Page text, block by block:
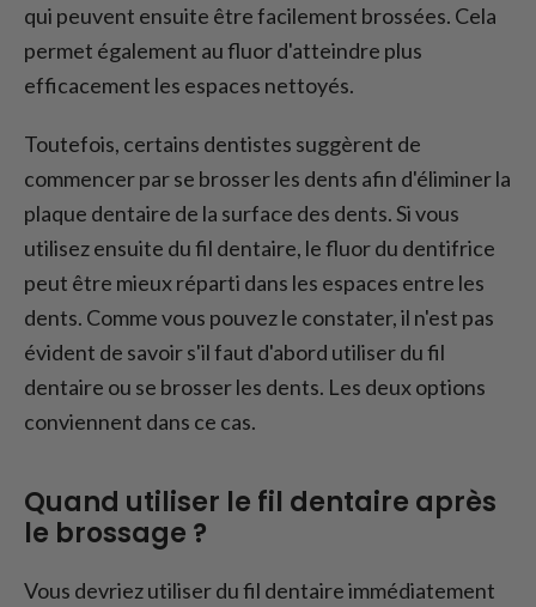
qui peuvent ensuite être facilement brossées. Cela
permet également au fluor d'atteindre plus
efficacement les espaces nettoyés.
Toutefois, certains dentistes suggèrent de
commencer par se brosser les dents afin d'éliminer la
plaque dentaire de la surface des dents. Si vous
utilisez ensuite du fil dentaire, le fluor du dentifrice
peut être mieux réparti dans les espaces entre les
dents. Comme vous pouvez le constater, il n'est pas
évident de savoir s'il faut d'abord utiliser du fil
dentaire ou se brosser les dents. Les deux options
conviennent dans ce cas.
Quand utiliser le fil dentaire après
le brossage ?
Vous devriez utiliser du fil dentaire immédiatement